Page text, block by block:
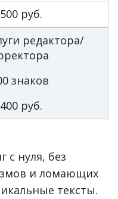
руб.
редактора/
знаков
руб.
с нуля, без
и ломающих
тексты.